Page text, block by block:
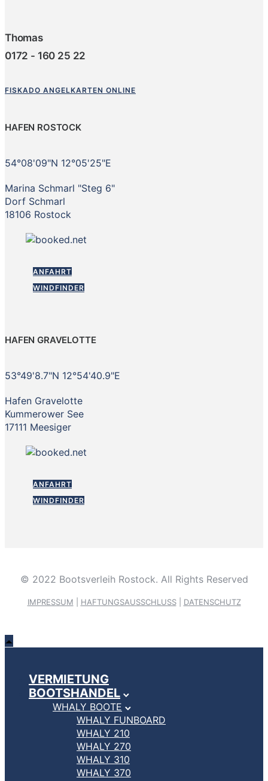
Thomas
0172 - 160 25 22
FISKADO ANGELKARTEN ONLINE
HAFEN ROSTOCK
54°08'09"N 12°05'25"E
Marina Schmarl "Steg 6"
Dorf Schmarl
18106 Rostock
ANFAHRT
WINDFINDER
HAFEN GRAVELOTTE
53°49'8.7"N 12°54'40.9"E
Hafen Gravelotte
Kummerower See
17111 Meesiger
ANFAHRT
WINDFINDER
© 2022 Bootsverleih Rostock. All Rights Reserved
IMPRESSUM HAFTUNGSAUSSCHLUSS| DATENSCHUTZ
VERMIETUNG
BOOTSHANDEL
WHALY BOOTE
WHALY FUNBOARD
WHALY 210
WHALY 270
WHALY 310
WHALY 370